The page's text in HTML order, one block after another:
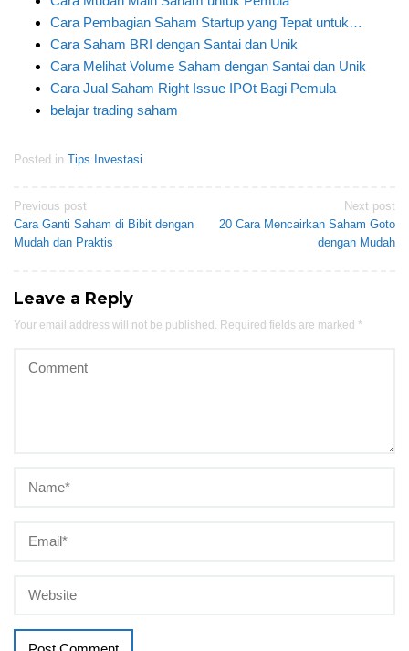
Cara Pembagian Saham Startup yang Tepat untuk…
Cara Saham BRI dengan Santai dan Unik
Cara Melihat Volume Saham dengan Santai dan Unik
Cara Jual Saham Right Issue IPOt Bagi Pemula
belajar trading saham
Posted in Tips Investasi
Post
navigation
Previous post
Cara Ganti Saham di Bibit dengan
Mudah dan Praktis
Next post
20 Cara Mencairkan Saham Goto
dengan Mudah
Leave a Reply
Your email address will not be published. Required fields are marked *